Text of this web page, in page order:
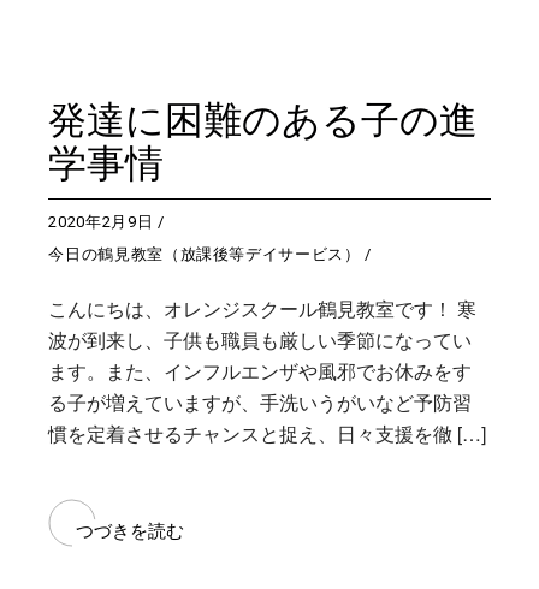
発達に困難のある子の進
学事情
2020年2月9日
今日の鶴見教室（放課後等デイサービス）
こんにちは、オレンジスクール鶴見教室です！ 寒
波が到来し、子供も職員も厳しい季節になってい
ます。また、インフルエンザや風邪でお休みをす
る子が増えていますが、手洗いうがいなど予防習
慣を定着させるチャンスと捉え、日々支援を徹 […]
つづきを読む